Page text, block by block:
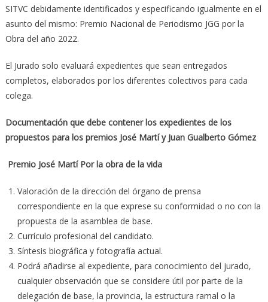
SITVC debidamente identificados y especificando igualmente en el
asunto del mismo: Premio Nacional de Periodismo JGG por la
Obra del año 2022.
El Jurado solo evaluará expedientes que sean entregados
completos, elaborados por los diferentes colectivos para cada
colega.
Documentación que debe contener los expedientes de los
propuestos para los premios José Martí y Juan Gualberto Gómez
Premio José Martí Por la obra de la vida
Valoración de la dirección del órgano de prensa
correspondiente en la que exprese su conformidad o no con la
propuesta de la asamblea de base.
Currículo profesional del candidato.
Síntesis biográfica y fotografía actual.
Podrá añadirse al expediente, para conocimiento del jurado,
cualquier observación que se considere útil por parte de la
delegación de base, la provincia, la estructura ramal o la